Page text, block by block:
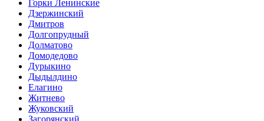
Горки Ленинские
Дзержинский
Дмитров
Долгопрудный
Долматово
Домодедово
Дурыкино
Дыдылдино
Елагино
Житнево
Жуковский
Загорянский